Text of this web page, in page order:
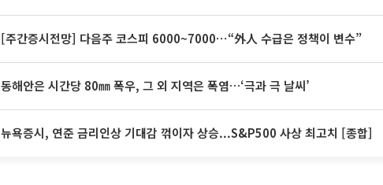
[주간증시전망] 다음주 코스피 6000~7000⋯“外人 수급은 정책이 변수”
동해안은 시간당 80㎜ 폭우, 그 외 지역은 폭염…‘극과 극 날씨’
뉴욕증시, 연준 금리인상 기대감 꺾이자 상승...S&P500 사상 최고치 [종합]